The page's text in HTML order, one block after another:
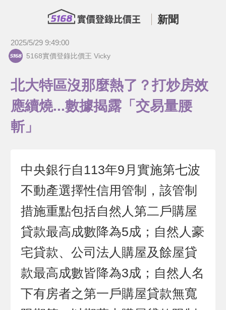
新聞
2025/5/29 9:49:00
5168實價登錄比價王 Vicky
北大特區沒那麼熱了？打炒房效
應續燒...數據揭露「交易量腰
斬」
中央銀行自113年9月實施第七波
不動產選擇性信用管制，該管制
措施重點包括自然人第二戶購屋
貸款最高成數降為5成；自然人豪
宅貸款、公司法人購屋及餘屋貸
款最高成數皆降為3成；自然人名
下有房者之第一戶購屋貸款無寬